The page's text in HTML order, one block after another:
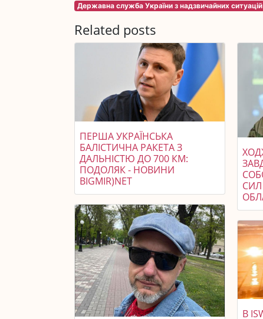
Державна служба України з надзвичайних ситуацій
Related posts
ПЕРША УКРАЇНСЬКА
БАЛІСТИЧНА РАКЕТА З
ДАЛЬНІСТЮ ДО 700 КМ:
ПОДОЛЯК - НОВИНИ
BIGMIR)NET
СИЛ
В